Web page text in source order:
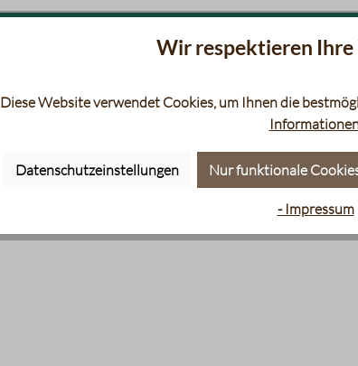
Siebträger
Wir respektieren
Diese Website verwendet Cookies, um Ihnen die
Datenschutzeinstellungen Nur funktionale
- Impressum